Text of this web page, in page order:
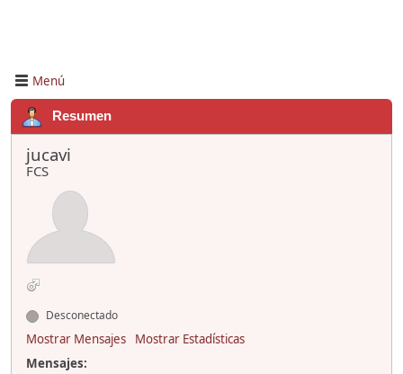
Menú
Resumen
jucavi
FCS
Desconectado
Mostrar Mensajes
Mostrar Estadísticas
Mensajes: